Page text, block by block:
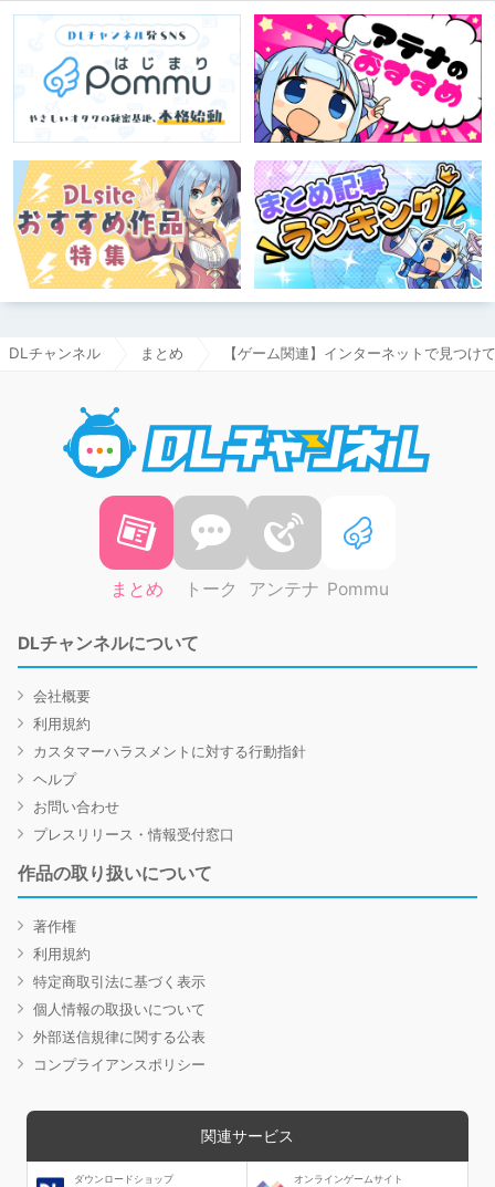
DLチャンネル まとめ 【ゲーム関連】インターネットで見つけ
まとめ トーク アンテナ Pommu
DLチャンネルについて
会社概要
利用規約
カスタマーハラスメントに対する行動指針
ヘルプ
お問い合わせ
プレスリリース・情報受付窓口
作品の取り扱いについて
著作権
利用規約
特定商取引法に基づく表示
個人情報の取扱いについて
外部送信規律に関する公表
コンプライアンスポリシー
関連サービス
ダウンロードショップ オンラインゲームサイト